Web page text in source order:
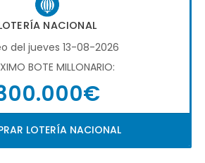
NACIONAL
del jueves 13-08-2026
BOTE MILLONARIO:
LOTERÍA NACIONAL